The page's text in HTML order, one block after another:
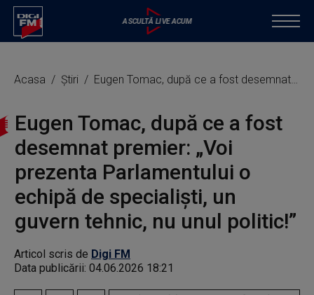
Acasa Știri Eugen Tomac, după ce a fost desemnat premier: „Voi prezenta Parlamentului o echipă de specialişti, un guvern tehnic, nu unul politic!”
Eugen Tomac, după ce a fost
desemnat premier: „Voi
prezenta Parlamentului o
echipă de specialişti, un
guvern tehnic, nu unul politic!”
Articol scris de Digi FM
Data publicării: 04.06.2026 18:21